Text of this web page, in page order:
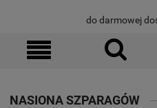
do darmowej
NASIONA SZPARAGÓW